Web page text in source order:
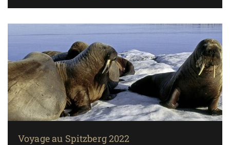
Voyage au Spitzberg 2022